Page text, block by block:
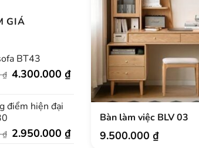
GIÁ
BT43
₫ Giá
4.900.000 ₫.
4.300.000₫Giá
4.300.000 ₫.
điểm hiện đại
₫ Giá
2.950.000₫Giá
Bàn làm việc BLV 03
9.500.000 ₫